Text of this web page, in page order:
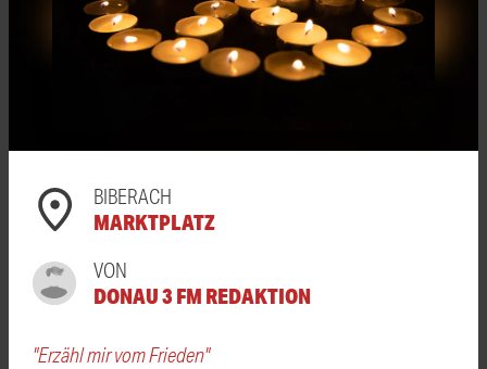
BIBERACH
MARKTPLATZ
VON
DONAU 3 FM REDAKTION
"Erzähl mir vom Frieden"